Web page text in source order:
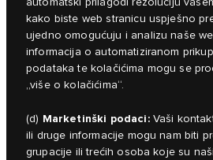
kako biste web stranicu uspješno
ujedno omogućuju i analizu naše
informacija o automatiziranom
podataka te kolačićima mogu se
„više o kolačićima“.
(d) Marketinški podaci:Vaši
ili druge informacije mogu nam biti
grupacije ili trećih osoba koje su